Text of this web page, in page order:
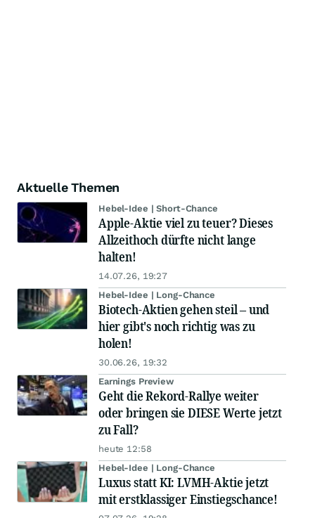
Aktuelle Themen
Hebel-Idee | Short-Chance
Apple-Aktie viel zu teuer? Dieses
Allzeithoch dürfte nicht lange
halten!
14.07.26, 19:27
Hebel-Idee | Long-Chance
Biotech-Aktien gehen steil – und
hier gibt's noch richtig was zu
holen!
30.06.26, 19:32
Earnings Preview
Geht die Rekord-Rallye weiter
oder bringen sie DIESE Werte jetzt
zu Fall?
heute 12:58
Hebel-Idee | Long-Chance
Luxus statt KI: LVMH-Aktie jetzt
mit erstklassiger Einstiegschance!